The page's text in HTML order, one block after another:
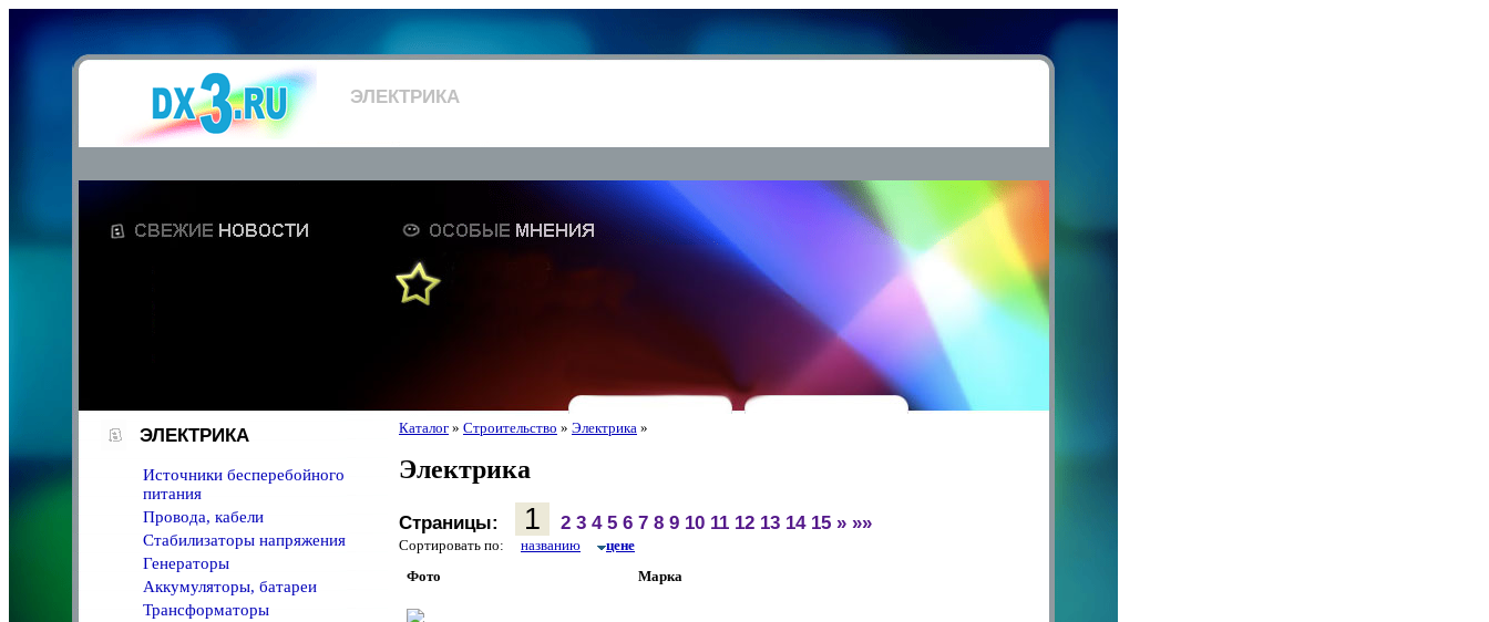
ЭЛЕКТРИКА
ЭЛЕКТРИКА
Источники бесперебойного
питания
Провода, кабели
Стабилизаторы напряжения
Генераторы
Аккумуляторы, батареи
Трансформаторы
Каталог » Строительство » Электрика »
Электрика
Страницы: 1 2 3 4 5 6 7 8 9 10 11 12 13 14 15 » »»
Сортировать по: названию
цене
Фото
Марка